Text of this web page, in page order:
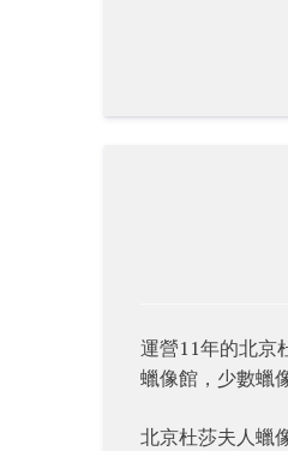
運營11年的北京
蠟像館，少數蠟
北京杜莎夫人蠟